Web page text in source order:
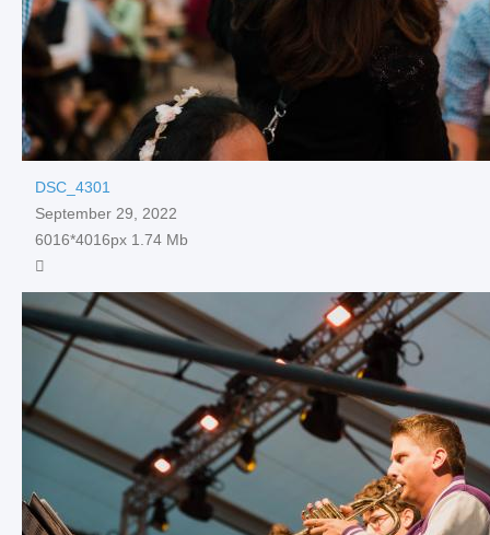
DSC_4301
September 29, 2022
6016*4016px 1.74 Mb